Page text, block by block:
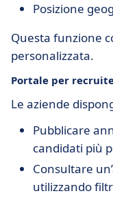
Posizione
Questa funzione
personalizzata.
Portale per
Le aziende
Pubblicare
candidati più
Consultare
utilizzando